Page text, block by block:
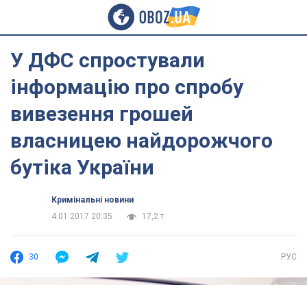
У ДФС спростували
інформацію про спробу
вивезення грошей
власницею найдорожчого
бутіка України
Кримінальні новини
4.01.2017 20:35
17,2 т.
30 РУС